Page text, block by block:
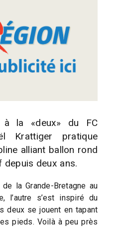
à la «deux» du FC
Krattiger pratique
alliant ballon rond
deux ans.
la Grande-Bretagne au
l’autre s’est inspiré du
deux se jouent en tapant
pieds. Voilà à peu près